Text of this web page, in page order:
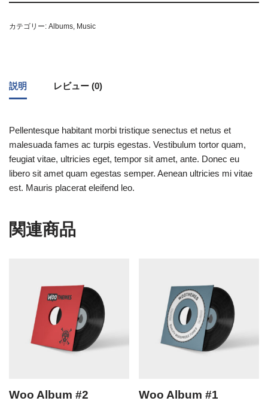
カテゴリー: Albums, Music
説明 レビュー (0)
Pellentesque habitant morbi tristique senectus et netus et
malesuada fames ac turpis egestas. Vestibulum tortor quam,
feugiat vitae, ultricies eget, tempor sit amet, ante. Donec eu
libero sit amet quam egestas semper. Aenean ultricies mi vitae
est. Mauris placerat eleifend leo.
関連商品
Woo Album #2 Woo Album #1